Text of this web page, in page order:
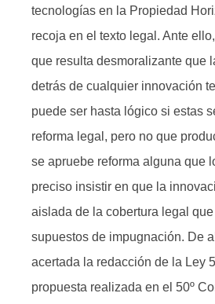
tecnologías en la Propiedad
recoja en el texto legal. Ante
que resulta desmoralizante que
detrás de cualquier innovación
puede ser hasta lógico si estas
reforma legal, pero no que
se apruebe reforma alguna que
preciso insistir en que la
aislada de la cobertura legal
supuestos de impugnación. De
acertada la redacción de la Ley
propuesta realizada en el 50º